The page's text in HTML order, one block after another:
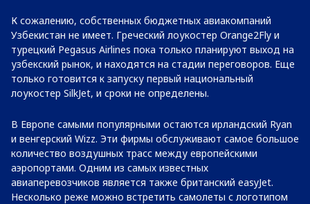
К сожалению, собственных бюджетных авиакомпаний
Узбекистан не имеет. Греческий лоукостер Orange2Fly и
турецкий Pegasus Airlines пока только планируют выход на
узбекский рынок, и находятся на стадии переговоров. Еще
только готовится к запуску первый национальный
лоукостер SilkJet, и сроки не определены.
В Европе самыми популярными остаются ирландский Ryan
и венгерский Wizz. Эти фирмы обслуживают самое большое
количество воздушных трасс между европейскими
аэропортами. Одним из самых известных
авиаперевозчиков является также британский easyJet.
Несколько реже можно встретить самолеты с логотипом